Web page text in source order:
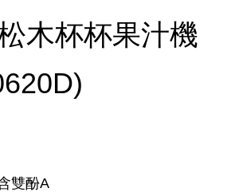
木杯杯果汁機
雙酚A